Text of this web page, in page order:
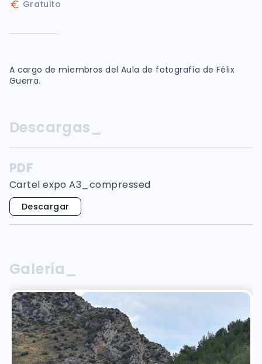
Gratuito
A cargo de miembros del Aula de fotografía de Félix
Guerra.
Descargas_
PDF
Cartel expo A3_compressed
Descargar
Galería_